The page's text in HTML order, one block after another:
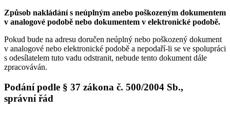
Způsob nakládání s neúplným anebo poškozeným dokumentem
v analogové podobě nebo dokumentem v elektronické podobě.
Pokud bude na adresu doručen neúplný nebo poškozený dokument
v analogové nebo elektronické podobě a nepodaří-li se ve spolupráci
s odesílatelem tuto vadu odstranit, nebude tento dokument dále
zpracováván.
Podání podle § 37 zákona č. 500/2004 Sb.,
správní řád